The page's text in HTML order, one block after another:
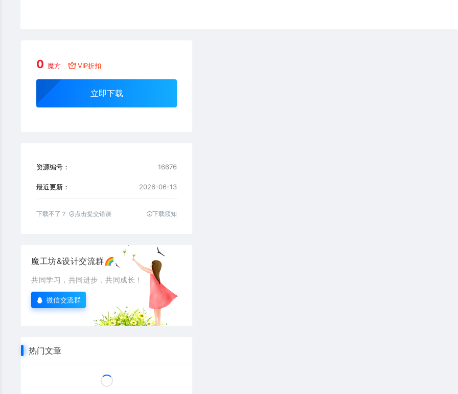
0 魔方 VIP折扣
立即下载
资源编号： 16676
最近更新： 2026-06-13
下载不了？ 点击提交错误 下载须知
魔工坊&设计交流群🌈
共同学习，共同进步，共同成长！
微信交流群
热门文章